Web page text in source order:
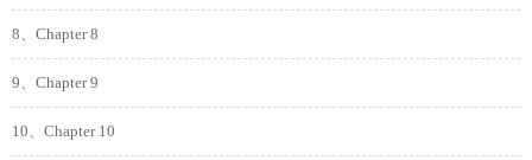
8、Chapter 8
9、Chapter 9
10、Chapter 10